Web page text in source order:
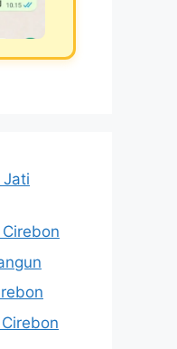
Jati